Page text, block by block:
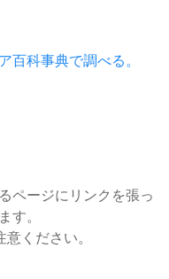
百科事典で調べる。
ページにリンクを張っ
す。
ください。